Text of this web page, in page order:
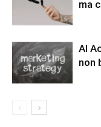
ma
AI
non